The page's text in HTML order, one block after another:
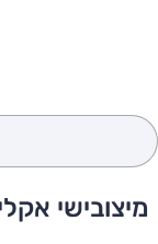
מיצובישי